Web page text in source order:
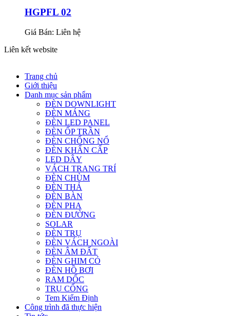
HGPFL 02
Giá Bán: Liên hệ
Liên kết website
Trang chủ
Giới thiệu
Danh mục sản phẩm
ĐÈN DOWNLIGHT
ĐÈN MÁNG
ĐÈN LED PANEL
ĐÈN ỐP TRẦN
ĐÈN CHỐNG NỔ
ĐÈN KHẨN CẤP
LED DÂY
VÁCH TRANG TRÍ
ĐÈN CHÙM
ĐÈN THẢ
ĐÈN BÀN
ĐÈN PHA
ĐÈN ĐƯỜNG
SOLAR
ĐÈN TRỤ
ĐÈN VÁCH NGOÀI
ĐÈN ÂM ĐẤT
ĐÈN GHIM CỎ
ĐÈN HỒ BƠI
RAM DỐC
TRỤ CỔNG
Tem Kiểm Định
Công trình đã thực hiện